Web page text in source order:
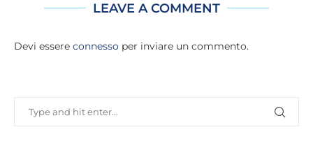
LEAVE A COMMENT
Devi essere connesso per inviare un commento.